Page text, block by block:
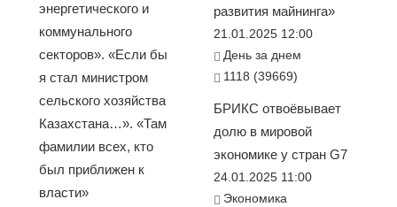
энергетического и
коммунального
секторов». «Если бы
я стал министром
сельского хозяйства
Казахстана…». «Там
фамилии всех, кто
был приближен к
власти»
развития майнинга»
21.01.2025 12:00
День за днем
1118 (39669)
БРИКС отвоёвывает
долю в мировой
экономике у стран G7
24.01.2025 11:00
Экономика